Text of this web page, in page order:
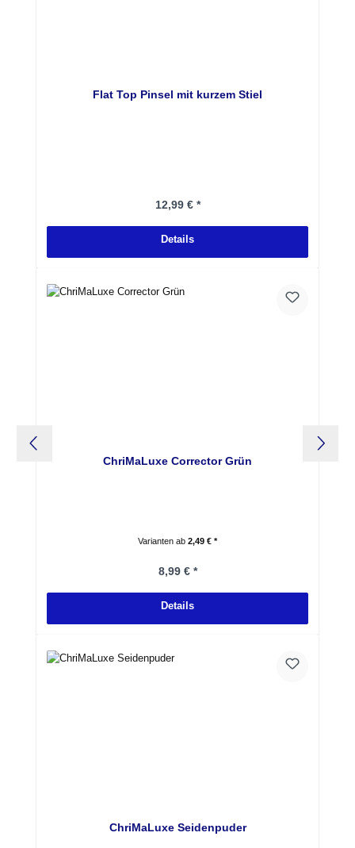
Flat Top Pinsel mit kurzem Stiel
Regulärer Preis:
12,99 € *
Details
ChriMaLuxe Corrector Grün
Varianten ab 2,49 € *
Regulärer Preis:
8,99 € *
Details
ChriMaLuxe Seidenpuder